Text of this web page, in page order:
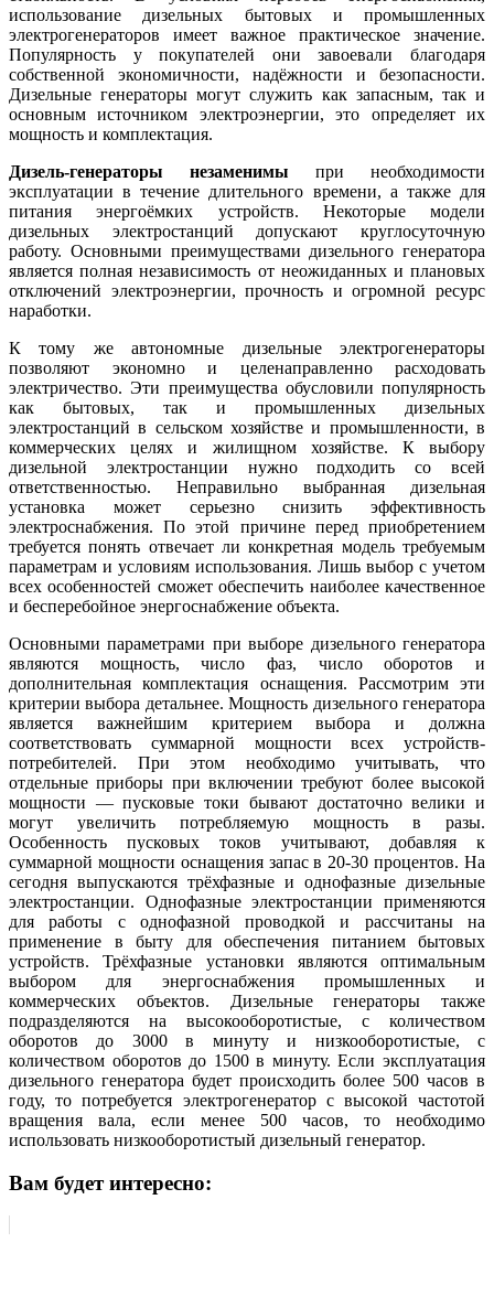
использование дизельных бытовых и промышленных
электрогенераторов имеет важное практическое значение.
Популярность у покупателей они завоевали благодаря
собственной экономичности, надёжности и безопасности.
Дизельные генераторы могут служить как запасным, так и
основным источником электроэнергии, это определяет их
мощность и комплектация.
Дизель-генераторы незаменимы при необходимости
эксплуатации в течение длительного времени, а также для
питания энергоёмких устройств. Некоторые модели
дизельных электростанций допускают круглосуточную
работу. Основными преимуществами дизельного генератора
является полная независимость от неожиданных и плановых
отключений электроэнергии, прочность и огромной ресурс
наработки.
К тому же автономные дизельные электрогенераторы
позволяют экономно и целенаправленно расходовать
электричество. Эти преимущества обусловили популярность
как бытовых, так и промышленных дизельных
электростанций в сельском хозяйстве и промышленности, в
коммерческих целях и жилищном хозяйстве. К выбору
дизельной электростанции нужно подходить со всей
ответственностью. Неправильно выбранная дизельная
установка может серьезно снизить эффективность
электроснабжения. По этой причине перед приобретением
требуется понять отвечает ли конкретная модель требуемым
параметрам и условиям использования. Лишь выбор с учетом
всех особенностей сможет обеспечить наиболее качественное
и бесперебойное энергоснабжение объекта.
Основными параметрами при выборе дизельного генератора
являются мощность, число фаз, число оборотов и
дополнительная комплектация оснащения. Рассмотрим эти
критерии выбора детальнее. Мощность дизельного генератора
является важнейшим критерием выбора и должна
соответствовать суммарной мощности всех устройств-
потребителей. При этом необходимо учитывать, что
отдельные приборы при включении требуют более высокой
мощности — пусковые токи бывают достаточно велики и
могут увеличить потребляемую мощность в разы.
Особенность пусковых токов учитывают, добавляя к
суммарной мощности оснащения запас в 20-30 процентов. На
сегодня выпускаются трёхфазные и однофазные дизельные
электростанции. Однофазные электростанции применяются
для работы с однофазной проводкой и рассчитаны на
применение в быту для обеспечения питанием бытовых
устройств. Трёхфазные установки являются оптимальным
выбором для энергоснабжения промышленных и
коммерческих объектов. Дизельные генераторы также
подразделяются на высокооборотистые, с количеством
оборотов до 3000 в минуту и низкооборотистые, с
количеством оборотов до 1500 в минуту. Если эксплуатация
дизельного генератора будет происходить более 500 часов в
году, то потребуется электрогенератор с высокой частотой
вращения вала, если менее 500 часов, то необходимо
использовать низкооборотистый дизельный генератор.
Вам будет интересно: